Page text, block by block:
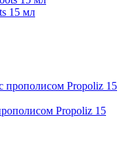
15 мл
Propoliz 15